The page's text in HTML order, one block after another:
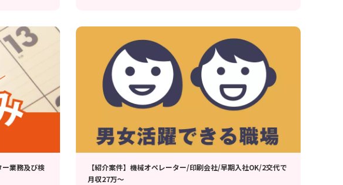
ー業務及び検
【紹介案件】機械オペレーター/印刷会社/早期入社OK/2交代で
月収27万～